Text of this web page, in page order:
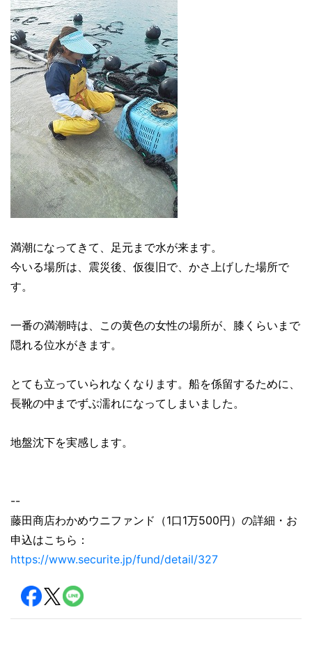
満潮になってきて、足元まで水が来ます。
今いる場所は、震災後、仮復旧で、かさ上げした場所で
す。
一番の満潮時は、この黄色の女性の場所が、膝くらいまで
隠れる位水がきます。
とても立っていられなくなります。船を係留するために、
長靴の中までずぶ濡れになってしまいました。
地盤沈下を実感します。
--
藤田商店わかめウニファンド（1口1万500円）の詳細・お
申込はこちら：
https://www.securite.jp/fund/detail/327